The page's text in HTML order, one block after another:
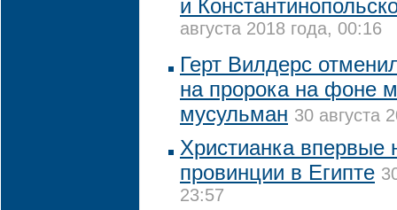
и
августа 2018 года, 00:16
Герт Вилдерс
на пророка на фоне
мусульман 30 августа
Христианка впервые
провинции в Египте
23:57